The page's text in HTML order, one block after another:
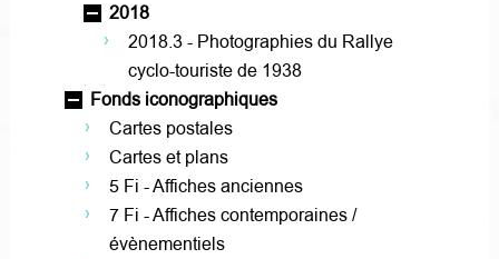
2018
2018.3 - Photographies du Rallye
cyclo-touriste de 1938
Fonds iconographiques
Cartes postales
Cartes et plans
5 Fi - Affiches anciennes
7 Fi - Affiches contemporaines /
évènementiels